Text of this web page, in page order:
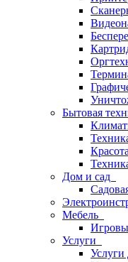
Бытовая
Дом и сад
Мебель
Услуги
Услуги